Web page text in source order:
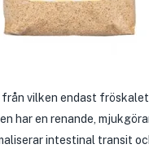
från vilken endast
har en renande,
intestinal transit